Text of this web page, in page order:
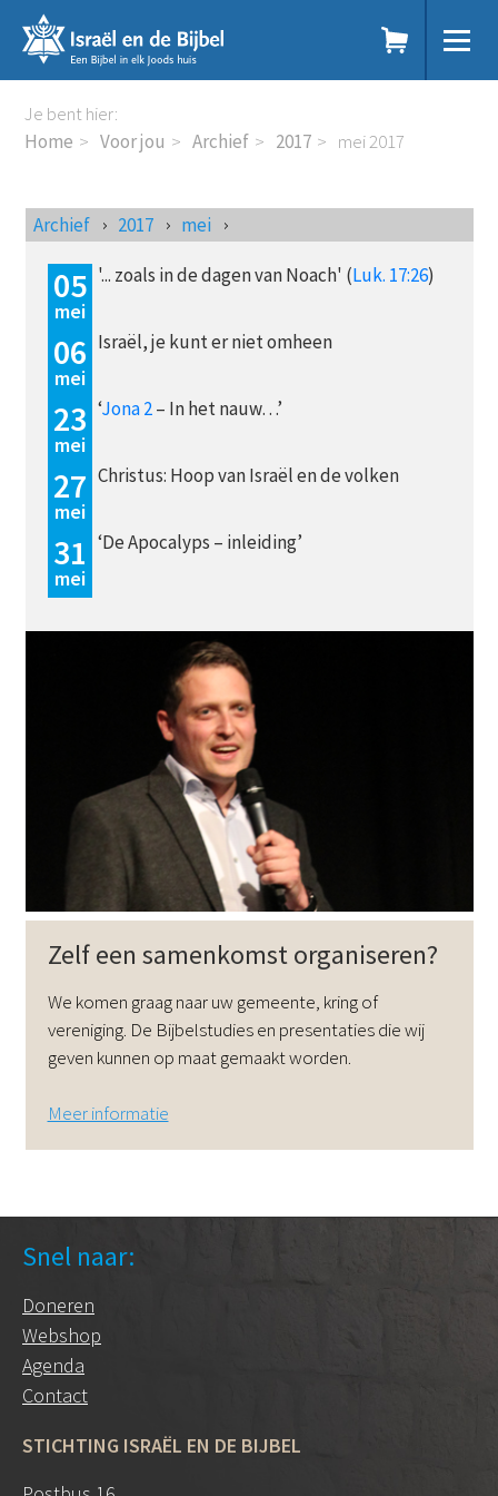
links
naar
de
Spring
naar
de
navigatie
Je bent hier:
Home
Voor jou Archief 2017 mei 2017
Archief 2017 mei
05
mei
'... zoals in de dagen van Noach' (Luk. 17:26)
06
mei
Israël, je kunt er niet omheen
23
mei
‘Jona 2– In het nauw…’
27
mei
Christus: Hoop van Israël en de volken
31
mei
‘De Apocalyps – inleiding’
Zelf een samenkomst organiseren?
We komen graag naar uw gemeente, kring of
vereniging. De Bijbelstudies en presentaties die wij
geven kunnen op maat gemaakt worden.
Meer informatie
Snel naar:
Doneren
Webshop
Agenda
Contact
STICHTING ISRAËL EN DE BIJBEL
Dit doen we
Kennisbank
Podcast
Magazine
Kinderwerk
Het Studiehuis (cursus)
Over ons
DE EN